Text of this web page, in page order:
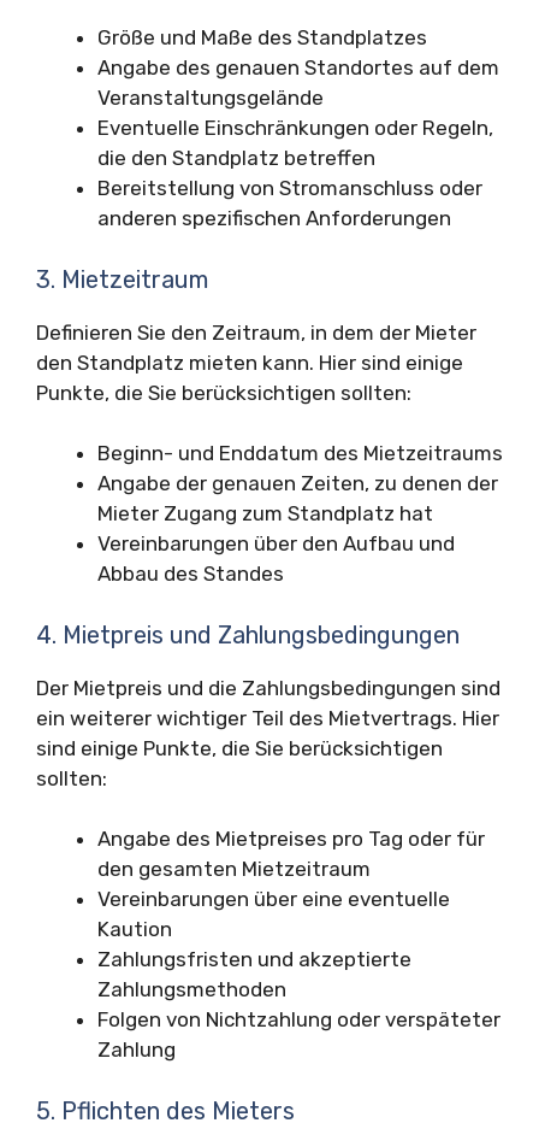
Größe und Maße des Standplatzes
Angabe des genauen Standortes auf dem
Veranstaltungsgelände
Eventuelle Einschränkungen oder Regeln,
die den Standplatz betreffen
Bereitstellung von Stromanschluss oder
anderen spezifischen Anforderungen
3. Mietzeitraum
Definieren Sie den Zeitraum, in dem der Mieter
den Standplatz mieten kann. Hier sind einige
Punkte, die Sie berücksichtigen sollten:
Beginn- und Enddatum des Mietzeitraums
Angabe der genauen Zeiten, zu denen der
Mieter Zugang zum Standplatz hat
Vereinbarungen über den Aufbau und
Abbau des Standes
4. Mietpreis und Zahlungsbedingungen
Der Mietpreis und die Zahlungsbedingungen sind
ein weiterer wichtiger Teil des Mietvertrags. Hier
sind einige Punkte, die Sie berücksichtigen
sollten:
Angabe des Mietpreises pro Tag oder für
den gesamten Mietzeitraum
Vereinbarungen über eine eventuelle
Kaution
Zahlungsfristen und akzeptierte
Zahlungsmethoden
Folgen von Nichtzahlung oder verspäteter
Zahlung
5. Pflichten des Mieters